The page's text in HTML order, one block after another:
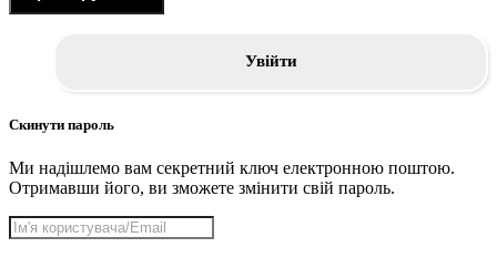
Увійти
Скинути пароль
Ми надішлемо вам секретний ключ електронною поштою.
Отримавши його, ви зможете змінити свій пароль.